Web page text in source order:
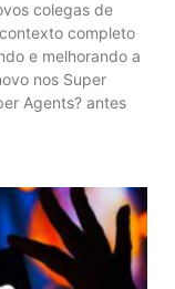
colegas de
completo
e melhorando a
nos Super
Agents? antes